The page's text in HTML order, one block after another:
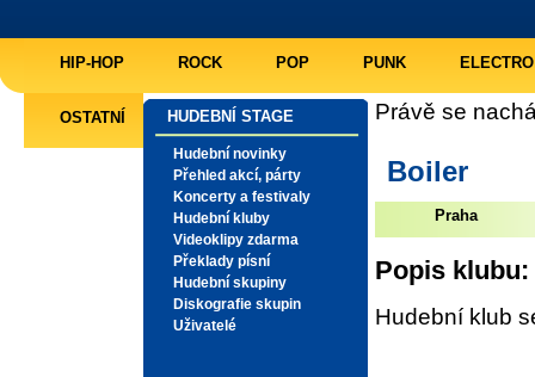
HIP-HOP ROCK POP PUNK ELECTRO
OSTATNÍ HUDEBNÍ STAGE
Hudební novinky
Přehled akcí, párty
Koncerty a festivaly
Hudební kluby
Videoklipy zdarma
Překlady písní
Hudební skupiny
Diskografie skupin
Uživatelé
Právě se
Boiler
Praha
Popis klubu:
Hudební klub